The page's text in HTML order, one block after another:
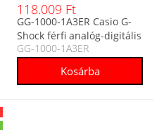
118.009 Ft
GG-1000-1A3ER Casio G-
Shock férfi analóg-digitális
karóra
GG-1000-1A3ER